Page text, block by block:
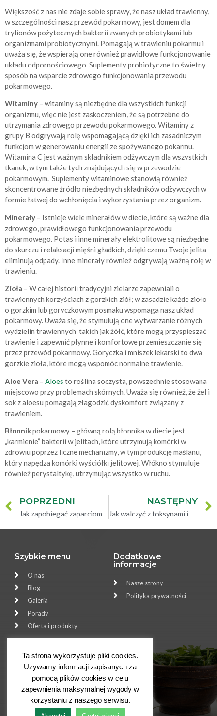
Większość z nas nie zdaje sobie sprawy, że nasz układ trawienny,
w szczególności nasz przewód pokarmowy, jest domem dla
trylionów pożytecznych bakterii zwanych probiotykami lub
organizmami probiotycznymi. Pomagają w trawieniu pokarmu i
uważa się, że wspierają one również prawidłowe funkcjonowanie
układu odpornościowego. Suplementy probiotyczne to świetny
sposób na wsparcie zdrowego funkcjonowania przewodu
pokarmowego.
Witaminy – witaminy są niezbędne dla wszystkich funkcji
organizmu, więc nie jest zaskoczeniem, że są potrzebne do
utrzymania zdrowego przewodu pokarmowego. Witaminy z
grupy B odgrywają rolę wspomagającą dzięki ich zasadniczym
funkcjom w generowaniu energii ze spożywanego pokarmu.
Witamina C jest ważnym składnikiem odżywczym dla wszystkich
tkanek, w tym także tych znajdujących się w przewodzie
pokarmowym. Suplementy witaminowe stanowią również
skoncentrowane źródło niezbędnych składników odżywczych w
formie łatwej do wchłonięcia i wykorzystania przez organizm.
Minerały – Istnieje wiele minerałów w diecie, które są ważne dla
zdrowego, prawidłowego funkcjonowania przewodu
pokarmowego. Potas i inne minerały elektrolitowe są niezbędne
do skurczu i relaksacji mięśni gładkich, dzięki czemu Twoje jelita
eliminują odpady. Inne minerały również odgrywają ważną rolę w
trawieniu.
Zioła – W całej historii tradycyjni zielarze zapewniali o
trawiennych korzyściach z gorzkich ziół; w zasadzie każde zioło
o gorzkim lub goryczkowym posmaku wspomaga nasz układ
pokarmowy. Uważa się, że stymulują one wytwarzanie różnych
wydzielin trawiennych, takich jak żółć, które mogą przyspieszać
trawienie i zapewnić płynne i komfortowe przemieszczanie się
przez przewód pokarmowy. Goryczka i mniszek lekarski to dwa
gorzkie zioła, które mogą wspomóc normalne trawienie.
Aloe Vera – Aloes to roślina soczysta, powszechnie stosowana
miejscowo przy problemach skórnych. Uważa się również, że żel i
sok z aloesu pomagają złagodzić dyskomfort związany z
trawieniem.
Błonnikpokarmowy – główną rolą błonnika w diecie jest
„karmienie” bakterii w jelitach, które utrzymują komórki w
zdrowiu poprzez liczne mechanizmy, w tym produkcję maślanu,
który napędza komórki wyściółki jelitowej. Włókno stymuluje
również perystaltykę, utrzymując wszystko w ruchu.
POPRZEDNI
Jak zapobiegać zaparciom w/g Dr Jamesa A Duke
NASTĘPNY
Jak walczyć z toksynami i przeprowadzić detox
Szybkie menu
O nas
Blog
Galeria
Porady
Oferta i produkty
Dodatkowe
informacje
Nasze strony
Polityka prywatności
Sklep Zielarski ALOES
Bolesława Śmiałego 23
70-348 Szczecin
668119161
biuro@twojazielarnia.com.pl
Ta strona wykorzystuje pliki cookies.
Używamy informacji zapisanych za
pomocą plików cookies w celu
zapewnienia maksymalnej wygody w
korzystaniu z naszego serwisu.